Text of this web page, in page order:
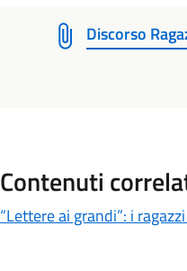
Discorso
Contenuti
“Lettere ai grandi”: i